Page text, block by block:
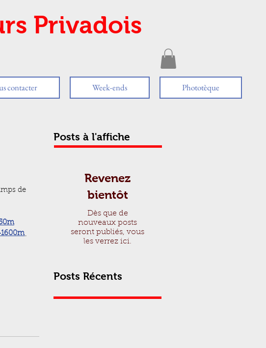
Privadois
contacter Week-ends Phototèque
de
Posts à l'affiche
Revenez
bientôt
Dès que de
nouveaux posts
seront publiés, vous
les verrez ici.
Posts Récents